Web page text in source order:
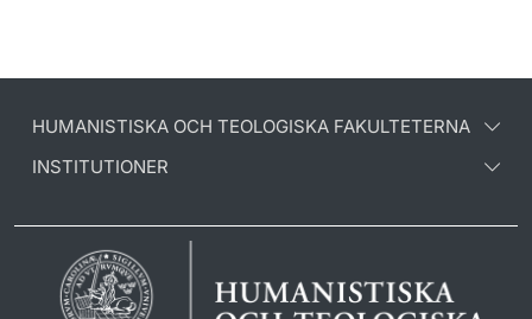
HUMANISTISKA OCH TEOLOGISKA FAKULTETERNA
INSTITUTIONER